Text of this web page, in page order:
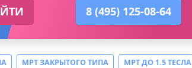
8 (495) 125-08-64
МРТ ЗАКРЫТОГО ТИПА
МРТ ДО 1.5 ТЕСЛА